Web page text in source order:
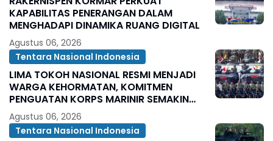
KAPABILITAS PENERANGAN DALAM
MENGHADAPI DINAMIKA RUANG DIGITAL
Agustus 06, 2026
Tentara Nasional Indonesia
LIMA TOKOH NASIONAL RESMI MENJADI
WARGA KEHORMATAN, KOMITMEN
PENGUATAN KORPS MARINIR SEMAKIN
SOLID
Agustus 06, 2026
Tentara Nasional Indonesia